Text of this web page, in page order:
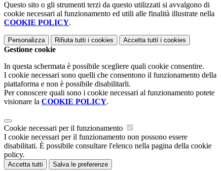
Questo sito o gli strumenti terzi da questo utilizzati si avvalgono di
cookie necessari al funzionamento ed utili alle finalità illustrate nella
COOKIE POLICY.
Personalizza Rifiuta tutti i cookies Accetta tutti i cookies
Gestione cookie
In questa schermata è possibile scegliere quali cookie consentire.
I cookie necessari sono quelli che consentono il funzionamento della
piattaforma e non è possibile disabilitarli.
Per conoscere quali sono i cookie necessari al funzionamento potete
visionare la COOKIE POLICY.
Cookie necessari per il funzionamento
I cookie necessari per il funzionamento non possono essere
disabilitati. È possibile consultare l'elenco nella pagina della cookie
policy.
Accetta tutti Salva le preferenze